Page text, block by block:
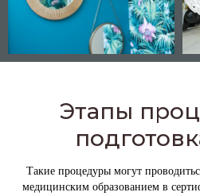
Этапы
Такие процедуры могут
медицинским образованием в